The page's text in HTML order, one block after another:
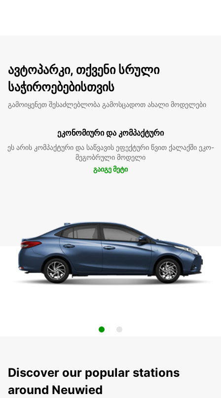
ავტოპარკი, თქვენი სრული
საჭიროებებისთვის
გამოიყენეთ შესაძლებლობა გამოსცადოთ ახალი მოდელები
ეკონომიური და კომპაქტური
ეს არის კომპაქტური და საწვავის ეფექტური წვით ქალაქში ეკო-
მეგობრული მოდელი
გაიგე მეტი
Discover our popular stations
around Neuwied